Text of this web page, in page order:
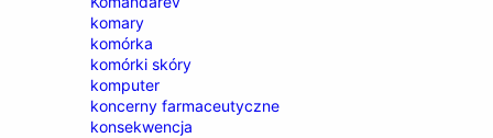
komary
komórka
komórki skóry
komputer
koncerny farmaceutyczne
konsekwencja